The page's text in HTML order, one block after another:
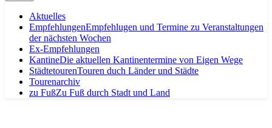
Aktuelles
EmpfehlungenEmpfehlugen und Termine zu Veranstaltungen
der nächsten Wochen
Ex-Empfehlungen
KantineDie aktuellen Kantinentermine von Eigen Wege
StädtetourenTouren duch Länder und Städte
Tourenarchiv
zu FußZu Fuß durch Stadt und Land